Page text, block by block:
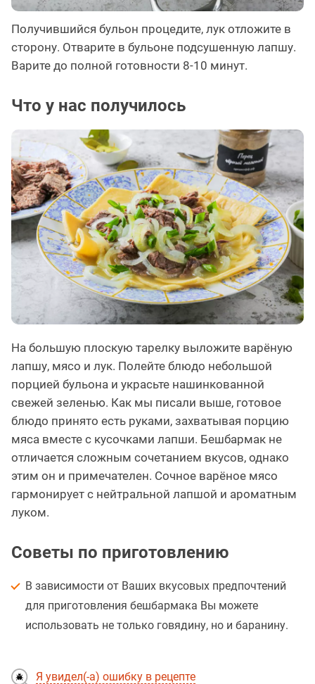
Получившийся бульон процедите, лук отложите в
сторону. Отварите в бульоне подсушенную лапшу.
Варите до полной готовности 8-10 минут.
Что у нас получилось
На большую плоскую тарелку выложите варёную
лапшу, мясо и лук. Полейте блюдо небольшой
порцией бульона и украсьте нашинкованной
свежей зеленью. Как мы писали выше, готовое
блюдо принято есть руками, захватывая порцию
мяса вместе с кусочками лапши. Бешбармак не
отличается сложным сочетанием вкусов, однако
этим он и примечателен. Сочное варёное мясо
гармонирует с нейтральной лапшой и ароматным
луком.
Советы по приготовлению
В зависимости от Ваших вкусовых предпочтений
для приготовления бешбармака Вы можете
использовать не только говядину, но и баранину.
Я увидел(-а) ошибку в рецепте